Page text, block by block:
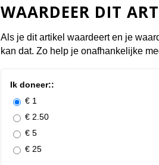
WAARDEER DIT
Als je dit artikel waardeert en je
kan dat. Zo help je onafhankelijke
Ik doneer::
€ 1
€ 2.50
€ 5
€ 25